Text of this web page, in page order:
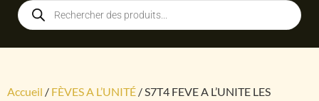
Accueil / FÈVES A L’UNITÉ / S7T4 FEVE A L’UNITE LES